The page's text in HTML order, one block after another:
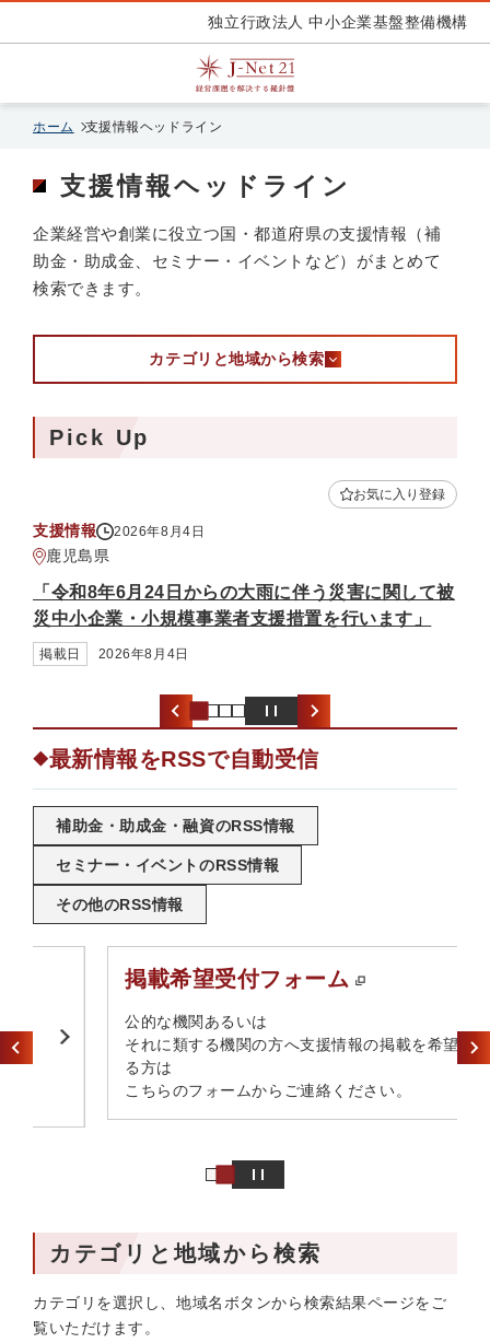
独立行政法人 中小企業基盤整備機構
ホーム 支援情報ヘッドライン
支援情報ヘッドライン
企業経営や創業に役立つ国・都道府県の支援情報（補
助金・助成金、セミナー・イベントなど）がまとめて
検索できます。
カテゴリと地域から検索
Pick Up
に関して被
います」
補助金・助成金
お気
「中小企業省力化投資補助金（一般型）（
募）」
掲載日
◆最新情報をRSSで自動受信
補助金・助成金・融資のRSS情報
セミナー・イベントのRSS情報
その他のRSS情報
掲載希望受付フォーム
​公的な機関あるいは​
それに類する機関の方へ​支援情報の掲載を希望され
こちらのフォームからご連絡ください。
カテゴリと地域から検索
カテゴリを選択し、地域名ボタンから検索結果ページをご
覧いただけます。